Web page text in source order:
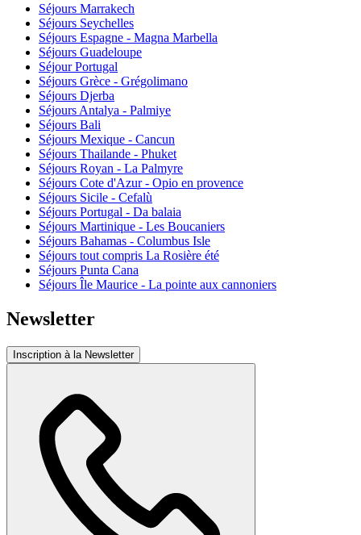
Séjours Marrakech
Séjours Seychelles
Séjours Espagne - Magna Marbella
Séjours Guadeloupe
Séjour Portugal
Séjours Grèce - Grégolimano
Séjours Djerba
Séjours Antalya - Palmiye
Séjours Bali
Séjours Mexique - Cancun
Séjours Thailande - Phuket
Séjours Royan - La Palmyre
Séjours Cote d'Azur - Opio en provence
Séjours Sicile - Cefalù
Séjours Portugal - Da balaia
Séjours Martinique - Les Boucaniers
Séjours Bahamas - Columbus Isle
Séjours tout compris La Rosière été
Séjours Punta Cana
Séjours Île Maurice - La pointe aux cannoniers
Newsletter
Inscription à la Newsletter